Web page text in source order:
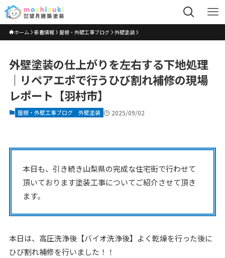
ホーム 新着情報 屋根・外壁工事ブログ 外壁塗装
外壁塗装の仕上がりを左右する下地処理
｜リペアエポで行うひび割れ補修の現場
レポート【羽村市】
屋根・外壁工事ブログ 外壁塗装 2025/09/02
本日も、引き続き山梨県の完成な住宅街で行わせて
頂いております塗装工事についてご紹介させて頂き
ます。
本日は、高圧洗浄後【バイオ洗浄後】よく乾燥を行った後に
ひび割れ補修を行いました！！